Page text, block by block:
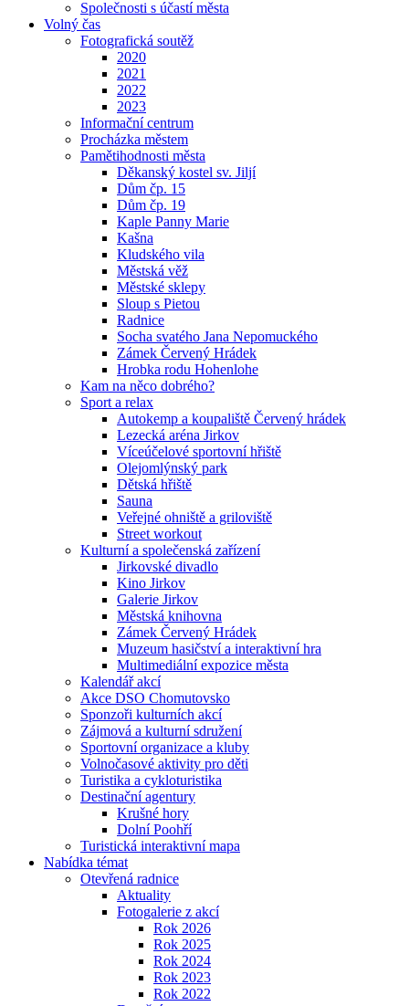
Společnosti s účastí města
Volný čas
Fotografická soutěž
2020
2021
2022
2023
Informační centrum
Procházka městem
Pamětihodnosti města
Děkanský kostel sv. Jiljí
Dům čp. 15
Dům čp. 19
Kaple Panny Marie
Kašna
Kludského vila
Městská věž
Městské sklepy
Sloup s Pietou
Radnice
Socha svatého Jana Nepomuckého
Zámek Červený Hrádek
Hrobka rodu Hohenlohe
Kam na něco dobrého?
Sport a relax
Autokemp a koupaliště Červený hrádek
Lezecká aréna Jirkov
Víceúčelové sportovní hřiště
Olejomlýnský park
Dětská hřiště
Sauna
Veřejné ohniště a griloviště
Street workout
Kulturní a společenská zařízení
Jirkovské divadlo
Kino Jirkov
Galerie Jirkov
Městská knihovna
Zámek Červený Hrádek
Muzeum hasičství a interaktivní hra
Multimediální expozice města
Kalendář akcí
Akce DSO Chomutovsko
Sponzoři kulturních akcí
Zájmová a kulturní sdružení
Sportovní organizace a kluby
Volnočasové aktivity pro děti
Turistika a cykloturistika
Destinační agentury
Krušné hory
Dolní Poohří
Turistická interaktivní mapa
Nabídka témat
Otevřená radnice
Aktuality
Fotogalerie z akcí
Rok 2026
Rok 2025
Rok 2024
Rok 2023
Rok 2022